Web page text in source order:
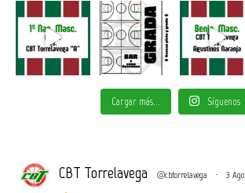
Cargar más... Síguenos
CBT Torrelavega @cbtorrelavega · 3 Ago